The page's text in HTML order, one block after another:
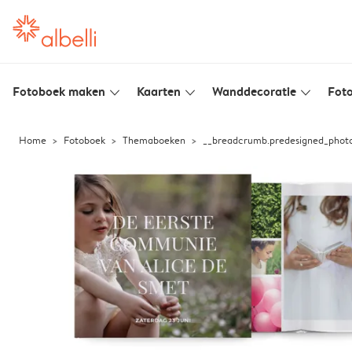
Fotoboek maken slim_arrow_down Kaarten slim_arrow_down Wanddecoratie slim_arrow_down
Home Fotoboek Themaboeken